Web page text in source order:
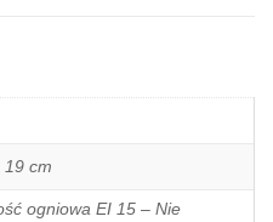
19 cm
ogniowa EI 15 – Nie